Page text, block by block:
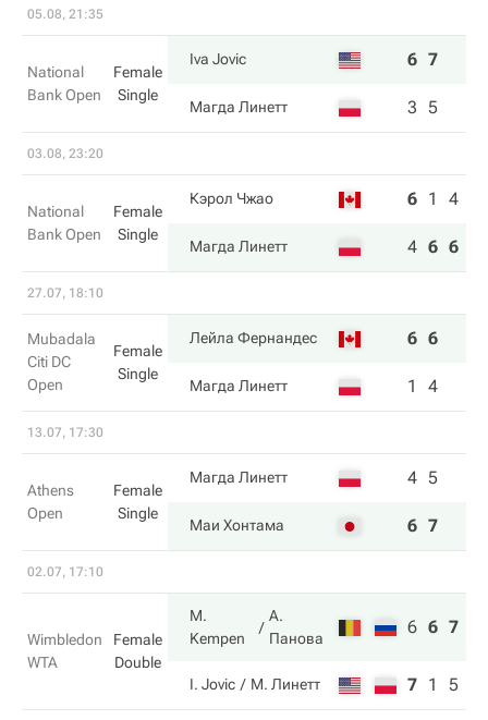
05.08, 21:35
National
Bank Open
Female
Single
Iva Jovic 6 7
Магда Линетт 3 5
03.08, 23:20
National
Bank Open
Female
Single
Кэрол Чжао 6 1 4
Магда Линетт 4 6 6
27.07, 18:10
Mubadala
Citi DC
Open
Female
Single
Лейла Фернандес 6 6
Магда Линетт 1 4
13.07, 17:30
Athens
Open
Female
Single
Магда Линетт 4 5
Маи Хонтама 6 7
02.07, 17:10
Wimbledon
WTA
Female
Double
M.
Kempen
А.
Панова
6 6 7
I. Jovic М. Линетт 7 1 5